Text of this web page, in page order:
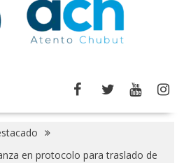
en protocolo para traslado de